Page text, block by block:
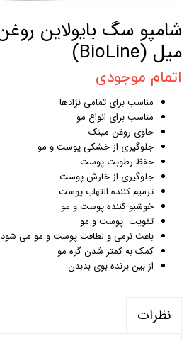
میل (BioLine)
اتمام موجودی
مناسب برای تمامی نژادها
مناسب برای انواع مو
حاوی روغن مینک
جلوگیری از خشکی پوست و مو
حفظ رطوبت پوست
جلوگیری از خارش پوست
ترمیم کننده التهاب پوست
خوشبو کننده پوست و مو
تقویت پوست و مو
باعث نرمی و لطافت پوست و مو می شود
کمک به کمتر شدن گره مو
از بین برنده بوی بدبدن
نظرات